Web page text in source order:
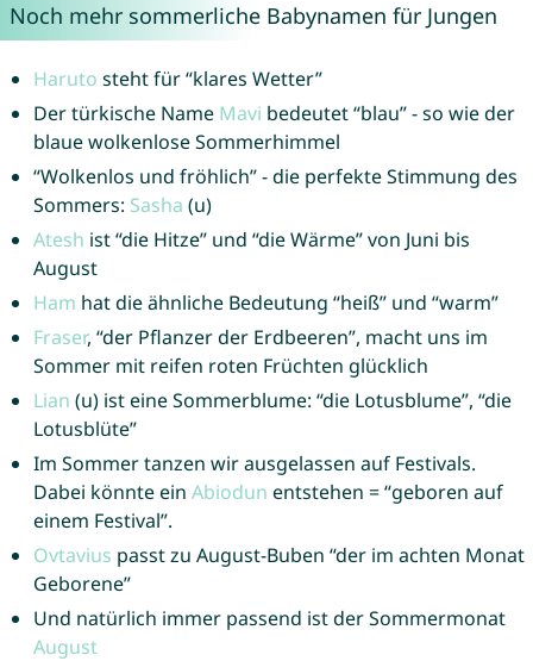
Noch mehr sommerliche Babynamen für Jungen
Haruto steht für “klares Wetter”
Der türkische Name Mavi bedeutet “blau” - so wie der
blaue wolkenlose Sommerhimmel
“Wolkenlos und fröhlich” - die perfekte Stimmung des
Sommers: Sasha (u)
Atesh ist “die Hitze” und “die Wärme” von Juni bis
August
Ham hat die ähnliche Bedeutung “heiß” und “warm”
Fraser, “der Pflanzer der Erdbeeren”, macht uns im
Sommer mit reifen roten Früchten glücklich
Lian (u) ist eine Sommerblume: “die Lotusblume”, “die
Lotusblüte”
Im Sommer tanzen wir ausgelassen auf Festivals.
Dabei könnte ein Abiodun entstehen = “geboren auf
einem Festival”.
Ovtavius passt zu August-Buben “der im achten Monat
Geborene”
Und natürlich immer passend ist der Sommermonat
August